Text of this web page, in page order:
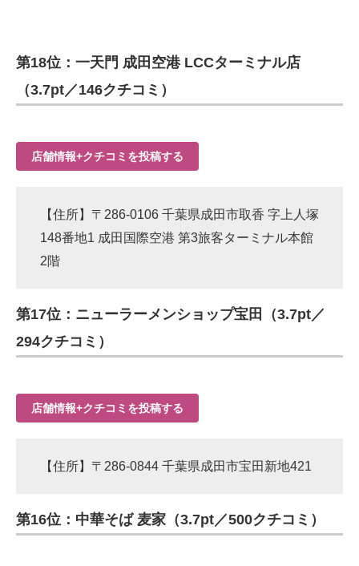
第18位：一天門 成田空港 LCCターミナル店
（3.7pt／146クチコミ）
店舗情報+クチコミを投稿する
【住所】〒286-0106 千葉県成田市取香 字上人塚
148番地1 成田国際空港 第3旅客ターミナル本館
2階
第17位：ニューラーメンショップ宝田（3.7pt／
294クチコミ）
店舗情報+クチコミを投稿する
【住所】〒286-0844 千葉県成田市宝田新地421
第16位：中華そば 麦家（3.7pt／500クチコミ）